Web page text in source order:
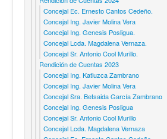
Concejal Ec. Ernesto Cantos Cedeño.
Concejal Ing. Javier Molina Vera
Concejal Ing. Genesis Posligua.
Concejal Lcda. Magdalena Vernaza.
Concejal Sr. Antonio Cool Murillo.
Rendición de Cuentas 2023
Concejal Ing. Katiuzca Zambrano
Concejal Ing. Javier Molina Vera
Concejal Sra. Betsaida García Zambrano
Concejal Ing. Genesis Posligua
Concejal Sr. Antonio Cool Murillo
Concejal Lcda. Magdalena Vernaza